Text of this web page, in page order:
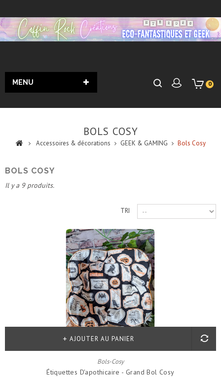
0
MENU
BOLS COSY
Accessoires & décorations GEEK & GAMING Bols Cosy
BOLS COSY
Il y a 9 produits.
TRI
Bols-Cosy
Étiquettes D'apothicaire - Grand Bol Cosy
AJOUTER AU PANIER